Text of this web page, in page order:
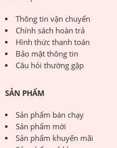
Thông tin vận chuyển
Chính sách hoàn trả
Hình thức thanh toán
Bảo mật thông tin
Câu hỏi thường gặp
SẢN PHẨM
Sản phẩm bán chạy
Sản phẩm mới
Sản phẩm khuyến mãi